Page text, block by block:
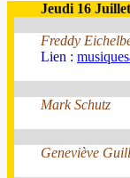
Jeudi 16
Freddy
Lien :
Mark Schutz
Geneviève